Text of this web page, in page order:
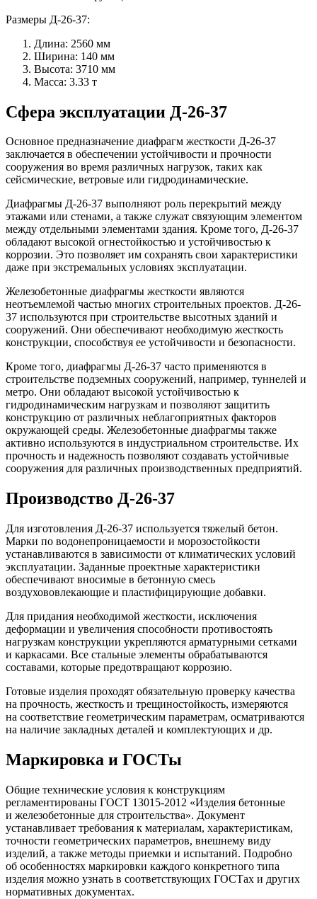
Размеры Д-26-37:
Длина: 2560 мм
Ширина: 140 мм
Высота: 3710 мм
Масса: 3.33 т
Сфера эксплуатации Д-26-37
Основное предназначение диафрагм жесткости Д-26-37
заключается в обеспечении устойчивости и прочности
сооружения во время различных нагрузок, таких как
сейсмические, ветровые или гидродинамические.
Диафрагмы Д-26-37 выполняют роль перекрытий между
этажами или стенами, а также служат связующим элементом
между отдельными элементами здания. Кроме того, Д-26-37
обладают высокой огнестойкостью и устойчивостью к
коррозии. Это позволяет им сохранять свои характеристики
даже при экстремальных условиях эксплуатации.
Железобетонные диафрагмы жесткости являются
неотъемлемой частью многих строительных проектов. Д-26-
37 используются при строительстве высотных зданий и
сооружений. Они обеспечивают необходимую жесткость
конструкции, способствуя ее устойчивости и безопасности.
Кроме того, диафрагмы Д-26-37 часто применяются в
строительстве подземных сооружений, например, туннелей и
метро. Они обладают высокой устойчивостью к
гидродинамическим нагрузкам и позволяют защитить
конструкцию от различных неблагоприятных факторов
окружающей среды. Железобетонные диафрагмы также
активно используются в индустриальном строительстве. Их
прочность и надежность позволяют создавать устойчивые
сооружения для различных производственных предприятий.
Производство Д-26-37
Для изготовления Д-26-37 используется тяжелый бетон.
Марки по водонепроницаемости и морозостойкости
устанавливаются в зависимости от климатических условий
эксплуатации. Заданные проектные характеристики
обеспечивают вносимые в бетонную смесь
воздухововлекающие и пластифицирующие добавки.
Для придания необходимой жесткости, исключения
деформации и увеличения способности противостоять
нагрузкам конструкции укрепляются арматурными сетками
и каркасами. Все стальные элементы обрабатываются
составами, которые предотвращают коррозию.
Готовые изделия проходят обязательную проверку качества
на прочность, жесткость и трещиностойкость, измеряются
на соответствие геометрическим параметрам, осматриваются
на наличие закладных деталей и комплектующих и др.
Маркировка и ГОСТы
Общие технические условия к конструкциям
регламентированы ГОСТ 13015-2012 «Изделия бетонные
и железобетонные для строительства». Документ
устанавливает требования к материалам, характеристикам,
точности геометрических параметров, внешнему виду
изделий, а также методы приемки и испытаний. Подробно
об особенностях маркировки каждого конкретного типа
изделия можно узнать в соответствующих ГОСТах и других
нормативных документах.